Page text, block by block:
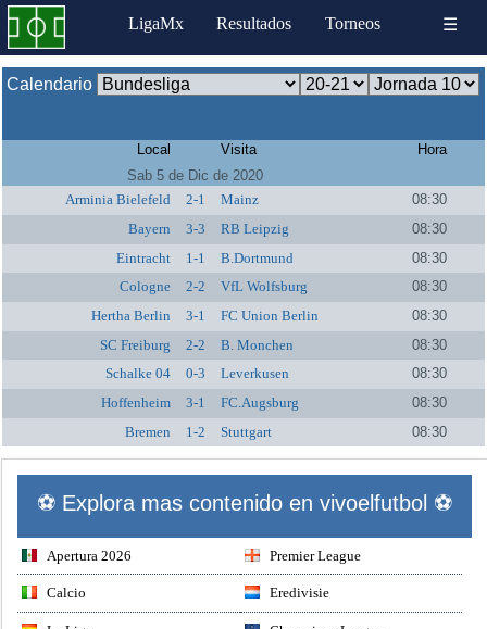
LigaMx Resultados Torneos ☰
Calendario
Local Visita
Hora
Sab 5 de Dic de 2020
Arminia Bielefeld
2-1 Mainz
08:30
Bayern
3-3 RB Leipzig
08:30
Eintracht
1-1 B.Dortmund
08:30
Cologne
2-2 VfL Wolfsburg
08:30
Hertha Berlin
3-1 FC Union Berlin
08:30
SC Freiburg
2-2 B. Monchen
08:30
Schalke 04
0-3 Leverkusen
08:30
Hoffenheim
3-1 FC.Augsburg
08:30
Bremen
1-2 Stuttgart 08:30
⚽ Explora mas contenido en vivoelfutbol ⚽
Apertura 2026 Premier League
Calcio Eredivisie